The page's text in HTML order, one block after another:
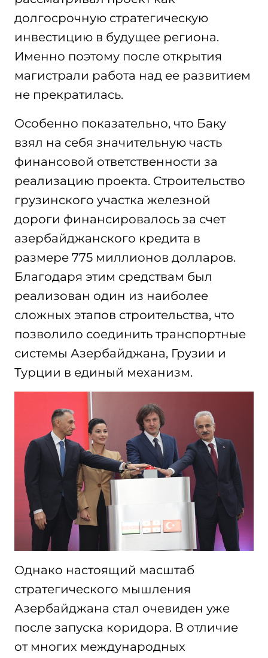
долгосрочную стратегическую
инвестицию в будущее региона.
Именно поэтому после открытия
магистрали работа над ее развитием
не прекратилась.
Особенно показательно, что Баку
взял на себя значительную часть
финансовой ответственности за
реализацию проекта. Строительство
грузинского участка железной
дороги финансировалось за счет
азербайджанского кредита в
размере 775 миллионов долларов.
Благодаря этим средствам был
реализован один из наиболее
сложных этапов строительства, что
позволило соединить транспортные
системы Азербайджана, Грузии и
Турции в единый механизм.
Однако настоящий масштаб
стратегического мышления
Азербайджана стал очевиден уже
после запуска коридора. В отличие
от многих международных